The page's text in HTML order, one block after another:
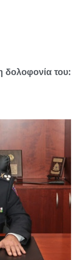
δολοφονία του: